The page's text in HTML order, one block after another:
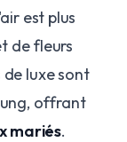
est plus
de fleurs
de luxe sont
offrant
mariés.